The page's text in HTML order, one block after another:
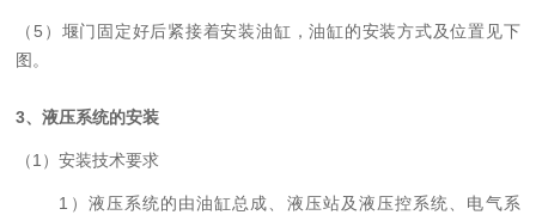
（5）堰门固定好后紧接着安装油缸，油缸的安装方式及位置见下
图。
3、液压系统的安装
（1）安装技术要求
1）液压系统的由油缸总成、液压站及液压控系统、电气系